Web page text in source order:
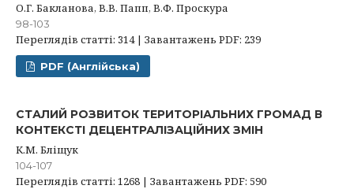
О.Г. Бакланова, В.В. Папп, В.Ф. Проскура
98-103
Переглядів статті: 314 | Завантажень PDF: 239
PDF (Англійська)
СТАЛИЙ РОЗВИТОК ТЕРИТОРІАЛЬНИХ ГРОМАД В
КОНТЕКСТІ ДЕЦЕНТРАЛІЗАЦІЙНИХ ЗМІН
К.М. Бліщук
104-107
Переглядів статті: 1268 | Завантажень PDF: 590